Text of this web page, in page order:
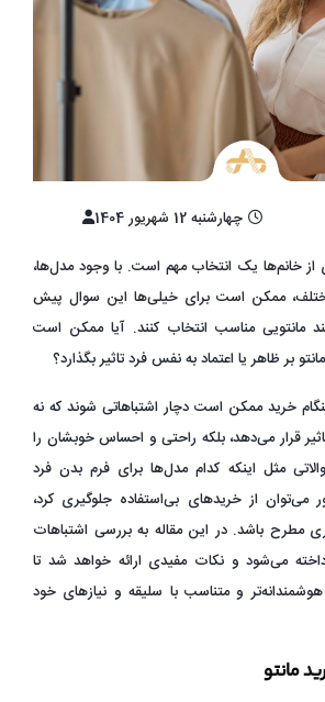
چهارشنبه 12 شهریور 1404
از خانم‌ها یک انتخاب مهم است. با وجود مدل‌ها،
ممکن است برای خیلی‌ها این سوال پیش
مانتویی مناسب انتخاب کنند. آیا ممکن است
بر ظاهر یا اعتماد به نفس فرد تاثیر بگذارد؟
خرید ممکن است دچار اشتباهاتی شوند که نه
قرار می‌دهد، بلکه راحتی و احساس خوبشان را
مثل اینکه کدام مدل‌ها برای فرم بدن فرد
از خریدهای بی‌استفاده جلوگیری کرد،
مطرح باشد. در این مقاله به بررسی اشتباهات
می‌شود و نکات مفیدی ارائه خواهد شد تا
و متناسب با سلیقه و نیازهای خود
مانتو